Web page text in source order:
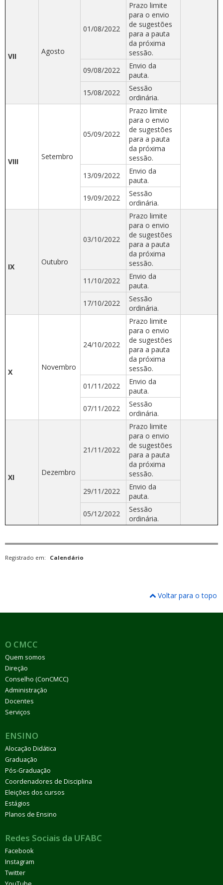
VII
Agosto
01/08/2022
Prazo limite
para o envio
de sugestões
para a pauta
da próxima
sessão.
09/08/2022
Envio da
pauta.
15/08/2022
Sessão
ordinária.
VIII
Setembro
05/09/2022
Prazo limite
para o envio
de sugestões
para a pauta
da próxima
sessão.
13/09/2022
Envio da
pauta.
19/09/2022
Sessão
ordinária.
IX
Outubro
03/10/2022
Prazo limite
para o envio
de sugestões
para a pauta
da próxima
sessão.
11/10/2022
Envio da
pauta.
17/10/2022
Sessão
ordinária.
X
Novembro
24/10/2022
Prazo limite
para o envio
de sugestões
para a pauta
da próxima
sessão.
01/11/2022
Envio da
pauta.
07/11/2022
Sessão
ordinária.
XI
Dezembro
21/11/2022
Prazo limite
para o envio
de sugestões
para a pauta
da próxima
sessão.
29/11/2022
Envio da
pauta.
05/12/2022
Sessão
ordinária.
Registrado em: Calendário
Voltar para o topo
O CMCC
Quem somos
Direção
Conselho (ConCMCC)
Administração
Docentes
Serviços
ENSINO
Alocação Didática
Graduação
Pós-Graduação
Coordenadores de Disciplina
Eleições dos cursos
Estágios
Planos de Ensino
Redes Sociais da UFABC
Facebook
Instagram
Twitter